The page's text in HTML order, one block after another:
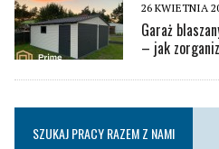
26 KWIETNIA
Garaż
– jak
SZUKAJ PRACY RAZEM Z NAMI